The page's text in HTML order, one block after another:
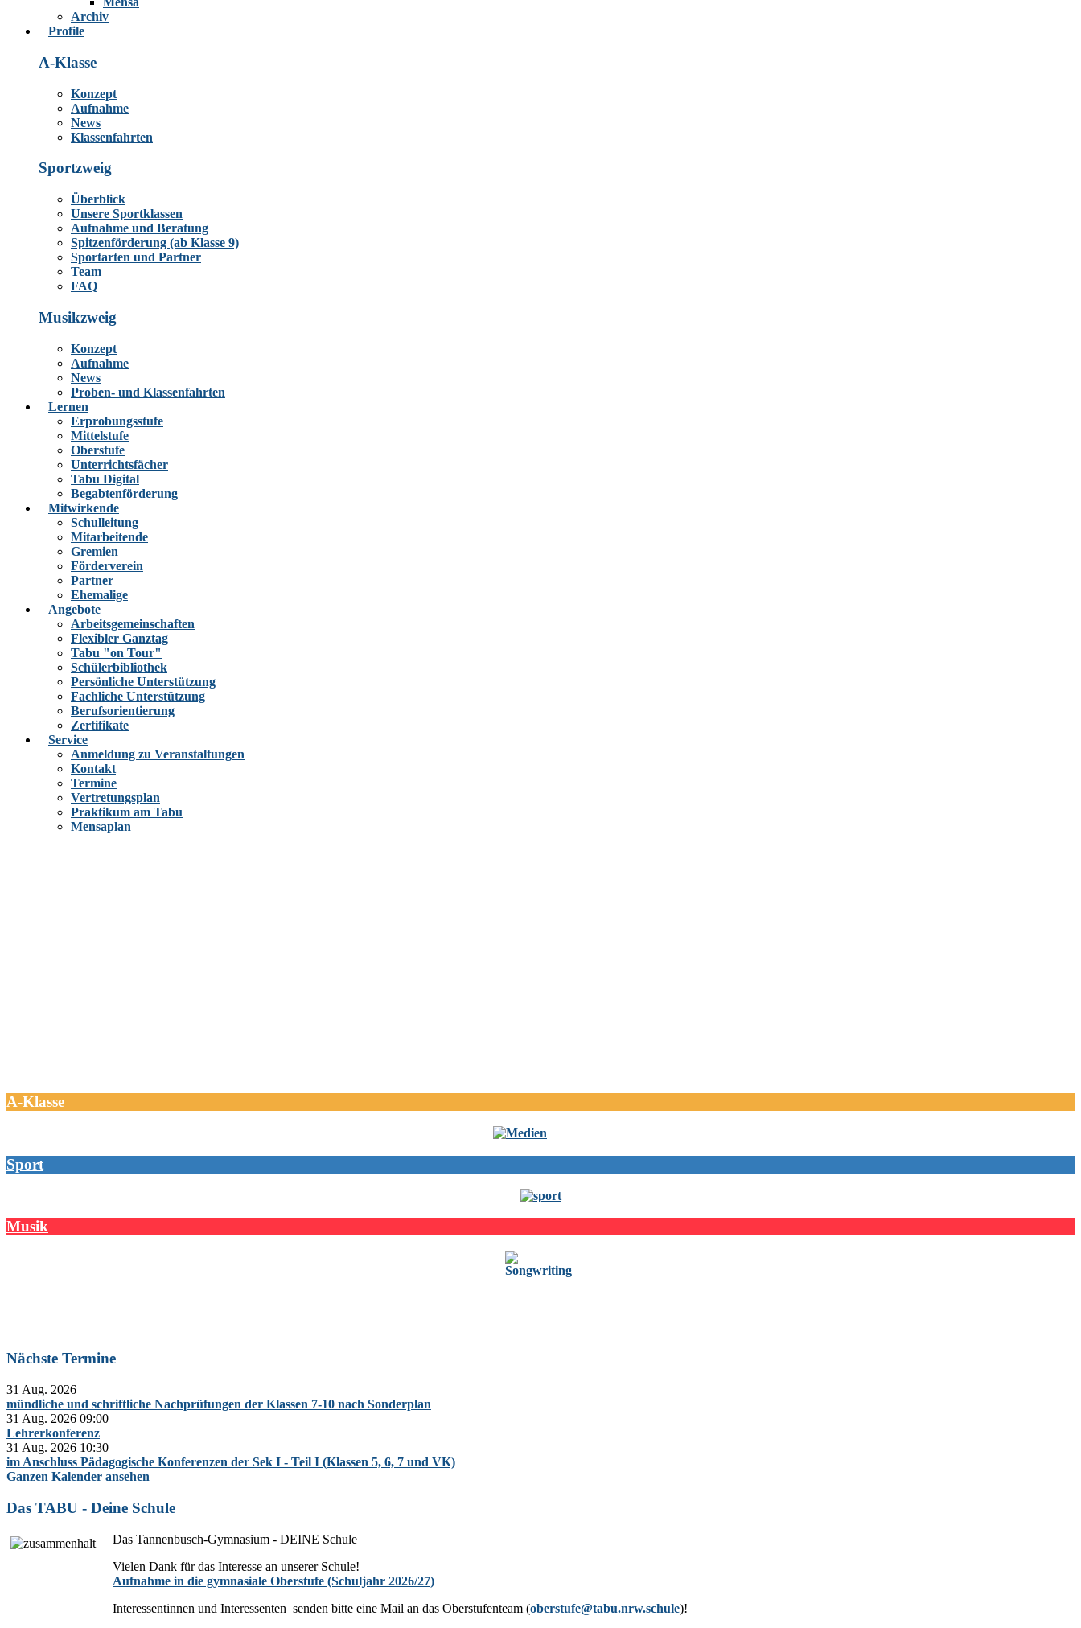
Archiv
Profile
A-Klasse
Konzept
Aufnahme
News
Klassenfahrten
Sportzweig
Überblick
Unsere Sportklassen
Aufnahme und Beratung
Spitzenförderung (ab Klasse 9)
Sportarten und Partner
Team
FAQ
Musikzweig
Konzept
Aufnahme
News
Proben- und Klassenfahrten
Lernen
Erprobungsstufe
Mittelstufe
Oberstufe
Unterrichtsfächer
Tabu Digital
Begabtenförderung
Mitwirkende
Schulleitung
Mitarbeitende
Gremien
Förderverein
Partner
Ehemalige
Angebote
Arbeitsgemeinschaften
Flexibler Ganztag
Tabu "on Tour"
Schülerbibliothek
Persönliche Unterstützung
Fachliche Unterstützung
Berufsorientierung
Zertifikate
Service
Anmeldung zu Veranstaltungen
Kontakt
Termine
Vertretungsplan
Praktikum am Tabu
Mensaplan
A-Klasse
Sport
Musik
Nächste Termine
31 Aug. 2026
mündliche und schriftliche Nachprüfungen der Klassen 7-10 nach Sonderplan
31 Aug. 2026 09:00
Lehrerkonferenz
31 Aug. 2026 10:30
im Anschluss Pädagogische Konferenzen der Sek I - Teil I (Klassen 5, 6, 7 und VK)
Ganzen Kalender ansehen
Das TABU - Deine Schule
Das Tannenbusch-Gymnasium - DEINE Schule
Vielen Dank für das Interesse an unserer Schule!
Aufnahme in die gymnasiale Oberstufe (Schuljahr 2026/27)
Interessentinnen und Interessenten senden bitte eine Mail an das Oberstufenteam (oberstufe@tabu.nrw.schule)!